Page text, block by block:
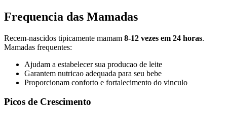
Frequencia das Mamadas
Recem-nascidos tipicamente mamam 8-12 vezes em 24 horas.
Mamadas frequentes:
Ajudam a estabelecer sua producao de leite
Garantem nutricao adequada para seu bebe
Proporcionam conforto e fortalecimento do vinculo
Picos de Crescimento